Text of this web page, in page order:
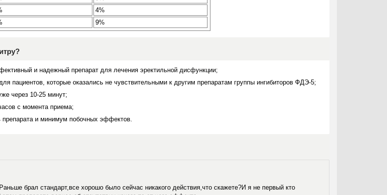
4%
9%
и надежный препарат для лечения эректильной дисфункции;
пациентов, которые оказались не чувствительными к другим препаратам группы ингибиторов ФДЭ-5;
через 10-25 минут;
с момента приема;
препарата и минимум побочных эффектов.
брал стандарт,все хорошо было сейчас никакого действия,что скажете?И я не первый кто